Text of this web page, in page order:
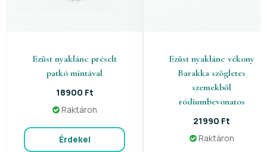
Ezüst nyaklánc préselt
patkó mintával
18900 Ft
Raktáron
Érdekel
Ezüst nyaklánc vékony
Barakka szögletes
szemekből
ródiumbevonatos
21990 Ft
Raktáron